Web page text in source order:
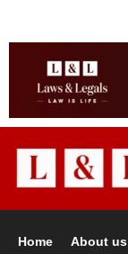
Home About us